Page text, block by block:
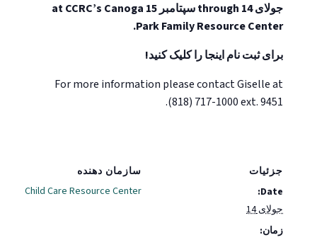
جولای 14 through سپتامبر 15 at CCRC’s Canoga
Park Family Resource Center.
برای ثبت نام اینجا را کلیک کنید!
For more information please contact Giselle at
(818) 717-1000 ext. 9451.
جزئیات
Date:
جولای 14
زمان:
سازمان دهنده
Child Care Resource Center